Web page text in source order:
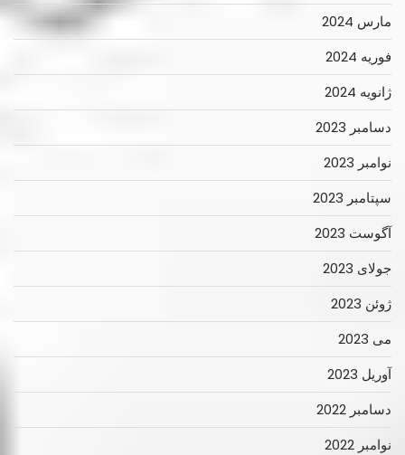
مارس 2024
فوریه 2024
ژانویه 2024
دسامبر 2023
نوامبر 2023
سپتامبر 2023
آگوست 2023
جولای 2023
ژوئن 2023
می 2023
آوریل 2023
دسامبر 2022
نوامبر 2022